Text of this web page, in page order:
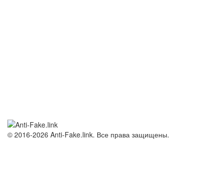
© 2016-2026 Anti-Fake.link. Все права защищены.